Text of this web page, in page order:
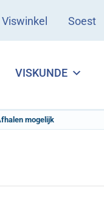
Viswinkel Soest
VISKUNDE
mogelijk